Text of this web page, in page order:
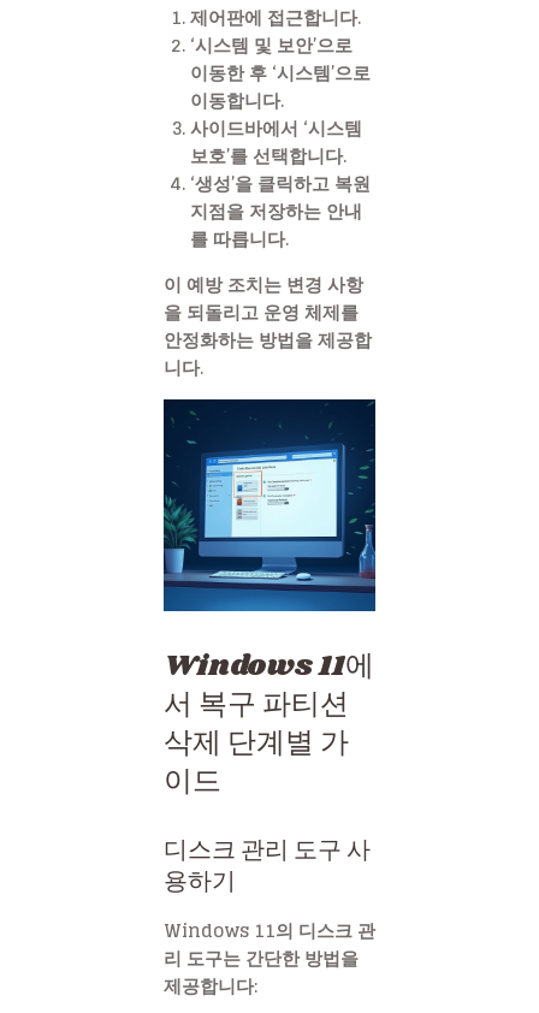
제어판에 접근합니다.
‘시스템 및 보안’으로
이동한 후 ‘시스템’으로
이동합니다.
사이드바에서 ‘시스템
보호’를 선택합니다.
‘생성’을 클릭하고 복원
지점을 저장하는 안내
를 따릅니다.
이 예방 조치는 변경 사항
을 되돌리고 운영 체제를
안정화하는 방법을 제공합
니다.
Windows 11에
서 복구 파티션
삭제 단계별 가
이드
디스크 관리 도구 사
용하기
Windows 11의 디스크 관
리 도구는 간단한 방법을
제공합니다: